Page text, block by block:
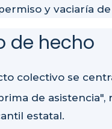
y vaciaría
de hecho
colectivo se
de
estatal.